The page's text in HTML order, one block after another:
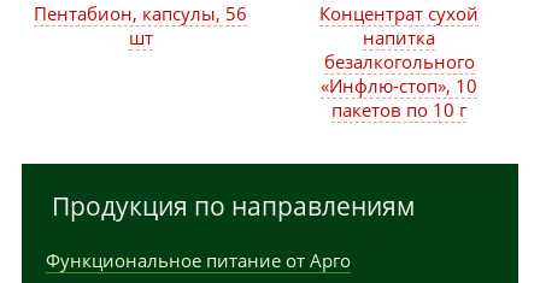
Концентрат сухой
напитка
безалкогольного
«Инфлю-стоп», 10
пакетов по 10 г
Пентабион, капсулы, 56
шт
Продукция по направлениям
Функциональное питание от Арго